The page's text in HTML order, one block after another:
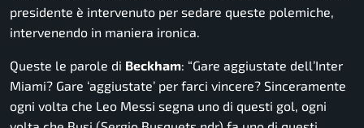
presidente è intervenuto per sedare queste polemiche,
intervenendo in maniera ironica.
Queste le parole di Beckham: “Gare aggiustate dell’Inter
Miami? Gare ‘aggiustate’ per farci vincere? Sinceramente
ogni volta che Leo Messi segna uno di questi gol, ogni